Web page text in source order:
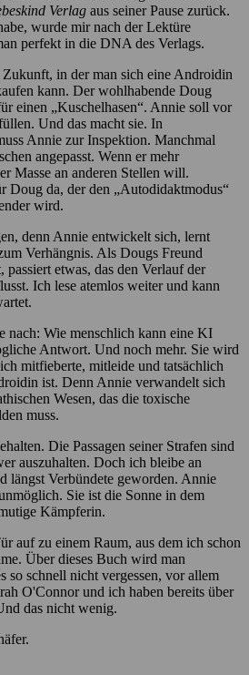
Verlag aus seiner Pause zurück.
wurde mir nach der Lektüre
perfekt in die DNA des Verlags.
in der man sich eine Androidin
kann. Der wohlhabende Doug
einen „Kuschelhasen“. Annie soll vor
Und das macht sie. In
Annie zur Inspektion. Manchmal
angepasst. Wenn er mehr
Masse an anderen Stellen will.
Doug da, der den „Autodidaktmodus“
wird.
denn Annie entwickelt sich, lernt
Verhängnis. Als Dougs Freund
passiert etwas, das den Verlauf der
Ich lese atemlos weiter und kann
nach: Wie menschlich kann eine KI
Antwort. Und noch mehr. Sie wird
mitfieberte, mitleide und tatsächlich
ist. Denn Annie verwandelt sich
Wesen, das die toxische
muss.
Die Passagen seiner Strafen sind
auszuhalten. Doch ich bleibe an
längst Verbündete geworden. Annie
Sie ist die Sonne in dem
Kämpferin.
auf zu einem Raum, aus dem ich schon
Über dieses Buch wird man
so schnell nicht vergessen, vor allem
O'Connor und ich haben bereits über
das nicht wenig.